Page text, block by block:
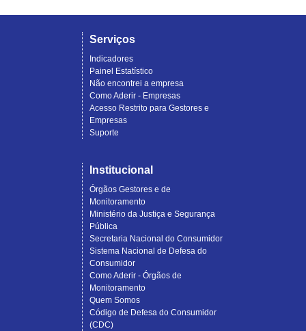
Serviços
Indicadores
Painel Estatístico
Não encontrei a empresa
Como Aderir - Empresas
Acesso Restrito para Gestores e
Empresas
Suporte
Institucional
Órgãos Gestores e de
Monitoramento
Ministério da Justiça e Segurança
Pública
Secretaria Nacional do Consumidor
Sistema Nacional de Defesa do
Consumidor
Como Aderir - Órgãos de
Monitoramento
Quem Somos
Código de Defesa do Consumidor
(CDC)